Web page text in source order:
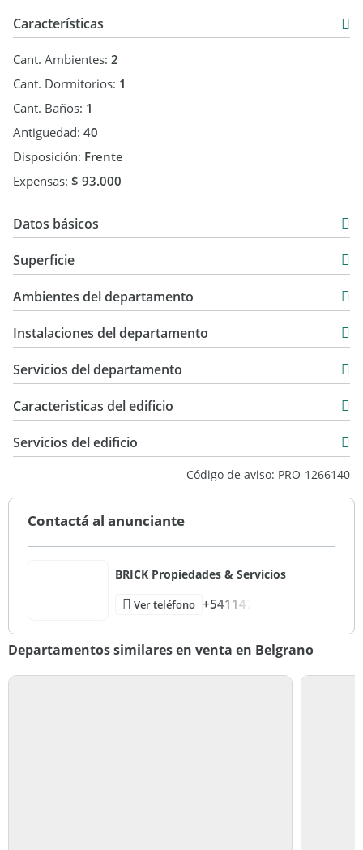
Características
Cant. Ambientes: 2
Cant. Dormitorios: 1
Cant. Baños: 1
Antiguedad: 40
Disposición: Frente
Expensas: $ 93.000
Datos básicos
USD 99.000
Superficie
43 m2
Ambientes del departamento
Instalaciones del departamento
Servicios del departamento
Caracteristicas del edificio
Servicios del edificio
Código de aviso: PRO-1266140
Contactá al anunciante
BRICK Propiedades & Servicios
Ver teléfono +541147
Departamentos similares en venta en Belgrano